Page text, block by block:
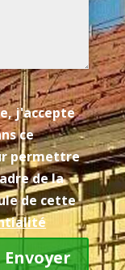
j'accepte
ce
permettre
de la
de cette
Envoyer